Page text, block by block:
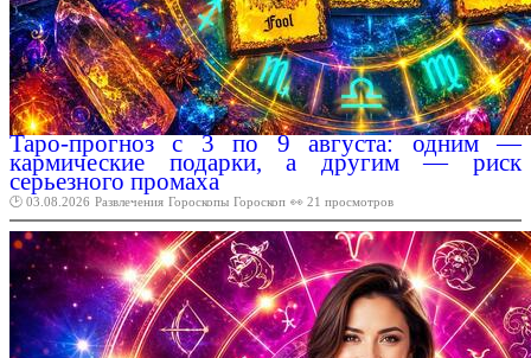
Таро-прогноз с 3 по 9 августа: одним —
кармические подарки, а другим — риск
серьезного промаха
🕑 03.08.2026 Развлечения Гороскопы Гороскоп 👀 21 просмотров